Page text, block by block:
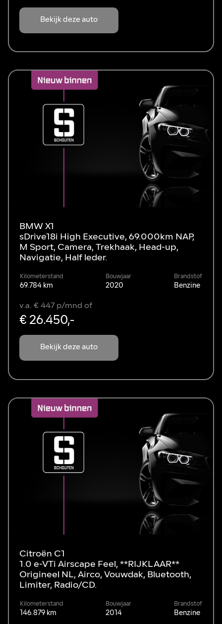
Bekijk deze auto
BMW X1
sDrive18i High Executive, 69.000km NAP,
M Sport, Camera, Trekhaak, Head-up,
Navigatie, Half leder.
Kilometerstand
69.784 km
Bouwjaar
2020
Brandstof
Benzine
Bekijk deze auto
v.a. € 447 p/mnd of
€ 26.450,-
Citroën C1
1.0 e-VTi Airscape Feel, **RIJKLAAR**
Origineel NL, Airco, Vouwdak, Bluetooth,
Limiter, Radio/CD.
Kilometerstand
146.879 km
Bouwjaar
2014
Brandstof
Benzine